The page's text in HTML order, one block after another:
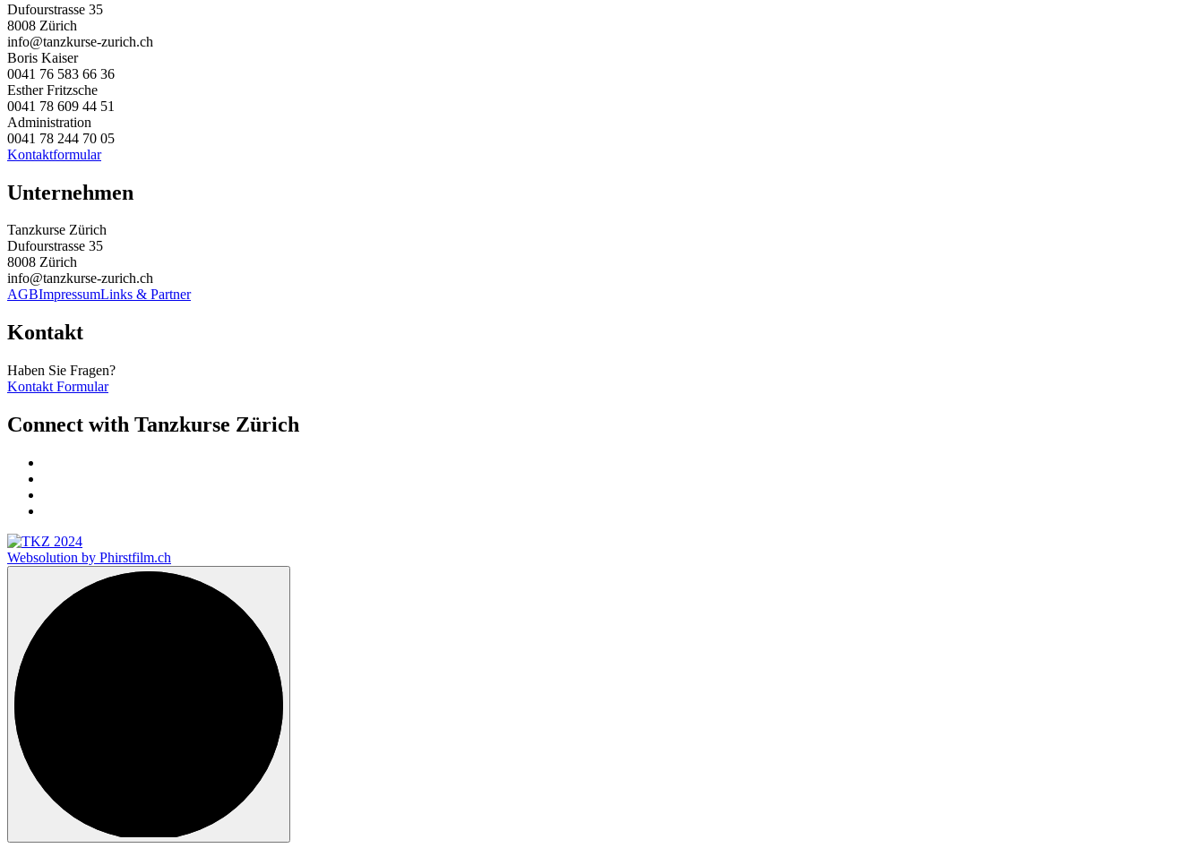
Dufourstrasse 35
8008 Zürich
info@tanzkurse-zurich.ch
Boris Kaiser
0041 76 583 66 36
Esther Fritzsche
0041 78 609 44 51
Administration
0041 78 244 70 05
Kontaktformular
Unternehmen
Tanzkurse Zürich
Dufourstrasse 35
8008 Zürich
info@tanzkurse-zurich.ch
AGBImpressumLinks & Partner
Kontakt
Haben Sie Fragen?
Kontakt Formular
Connect with Tanzkurse Zürich
Websolution by Phirstfilm.ch